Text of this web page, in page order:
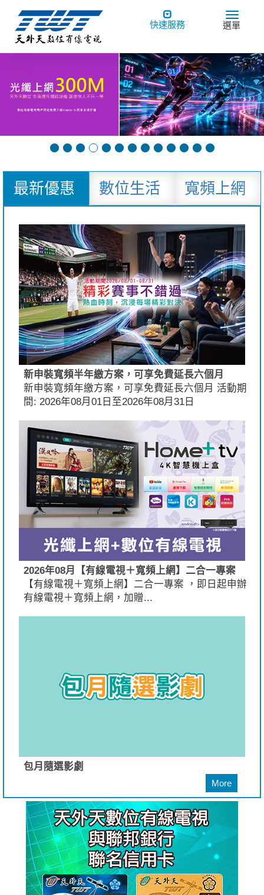
Toggle
navigation
快速服務
Toggle
選單
最新優惠 數位生活 寬頻上網
新申裝寬頻半年繳方案，可享免費延長六個月
新申裝寬頻年繳方案，可享免費延長六個月 活動期
間: 2026年08月01日至2026年08月31日
2026年08月【有線電視＋寬頻上網】二合一專案
【有線電視＋寬頻上網】二合一專案 ，即日起申辦
有線電視＋寬頻上網，加贈...
包月隨選影劇
More